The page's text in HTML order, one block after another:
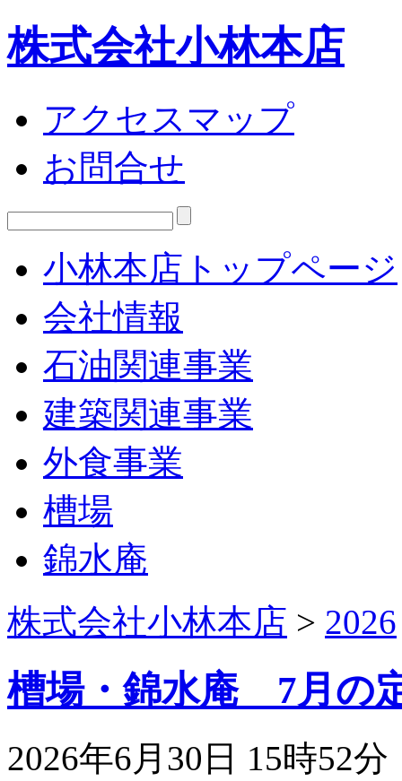
株式会社小林本店
アクセスマップ
お問合せ
小林本店トップページ
会社情報
石油関連事業
建築関連事業
外食事業
槽場
錦水庵
株式会社小林本店 > 2026
槽場・錦水庵 7月の
2026年6月30日 15時52分